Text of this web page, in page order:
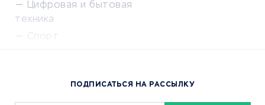
Цифровая и бытовая
техника
Спорт
Сервисы доставкиПОДПИСАТЬСЯ НА РАССЫЛКУ